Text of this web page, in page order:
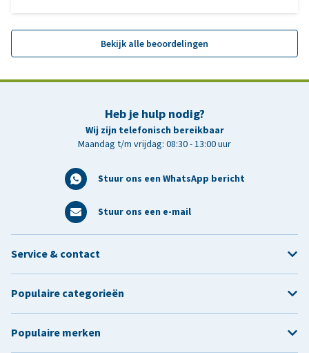
Bekijk alle beoordelingen
Heb je hulp nodig?
Wij zijn telefonisch bereikbaar
Maandag t/m vrijdag: 08:30 - 13:00 uur
Stuur ons een WhatsApp bericht
Stuur ons een e-mail
Service & contact
Populaire categorieën
Populaire merken